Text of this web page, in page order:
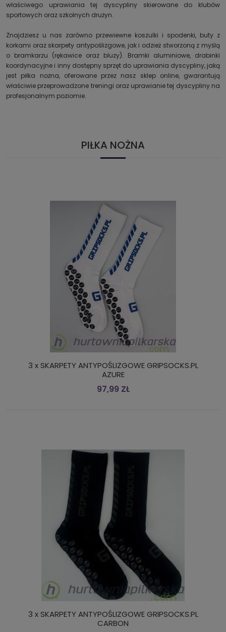
właściwego uprawiania tej dyscypliny skierowane do klubów
sportowych oraz szkolnych drużyn.
Znajdziesz u nas zarówno przewiewne koszulki i spodenki, buty z
korkami oraz skarpety antypoślizgowe, jak i odzież stworzoną z myślą
o bramkarzu (rękawice oraz bluzy). Bramki aluminiowe, drabinki
koordynacyjne i inny dostępny sprzęt do uprawiania dyscypliny, jaką
jest piłka nożna, oferowane przez nasz sklep online, gwarantują
właściwie przeprowadzone treningi oraz uprawianie tej dyscypliny na
profesjonalnym poziomie.
PIŁKA NOŻNA
3 x SKARPETY ANTYPOŚLIZGOWE GRIPSOCKS.PL
AZURE
97,99 ZŁ
3 x SKARPETY ANTYPOŚLIZGOWE GRIPSOCKS.PL
CARBON